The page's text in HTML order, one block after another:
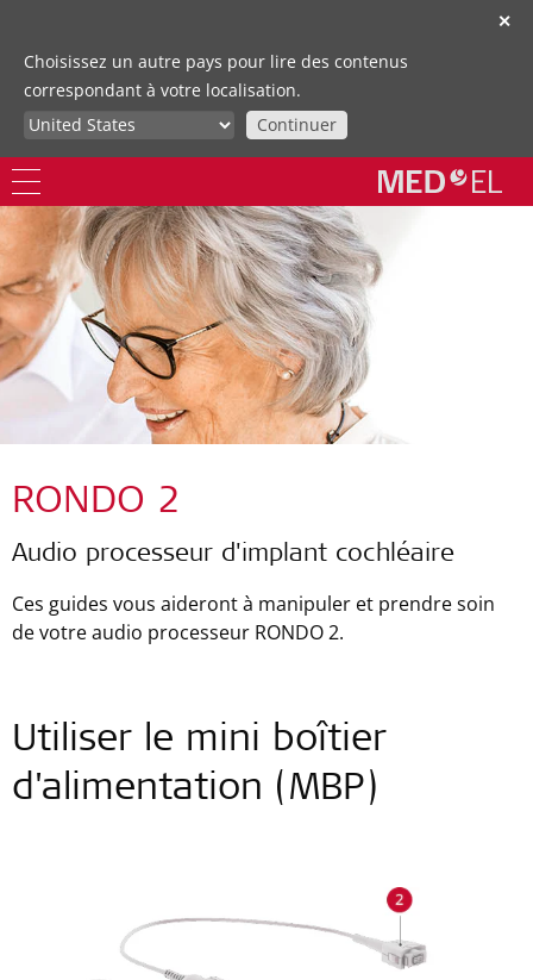
✕
Choisissez un autre pays pour lire des contenus
correspondant à votre localisation.
Continuer
RONDO 2
Audio processeur d'implant cochléaire
Ces guides vous aideront à manipuler et prendre soin
de votre audio processeur RONDO 2.
Utiliser le mini boîtier
d'alimentation (MBP)